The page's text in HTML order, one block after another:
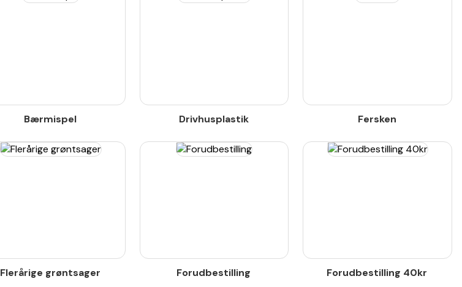
Bærmispel Drivhusplastik Fersken
Flerårige grøntsager Forudbestilling Forudbestilling 40kr